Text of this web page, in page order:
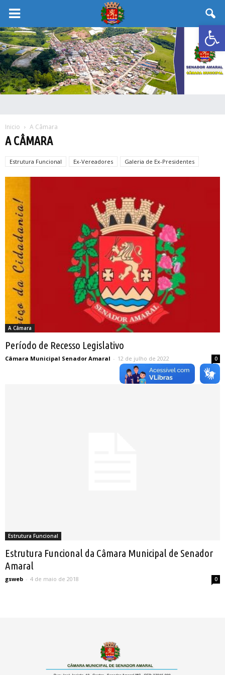
Abrir
Inicio A Câmara
A CÂMARA
Estrutura Funcional Ex-Vereadores Galeria de Ex-Presidentes
A Câmara
Período de Recesso Legislativo
Câmara Municipal Senador Amaral - 12 de julho de 2022 0
Estrutura Funcional
Estrutura Funcional da Câmara Municipal de Senador
Amaral
gsweb - 4 de maio de 2018 0